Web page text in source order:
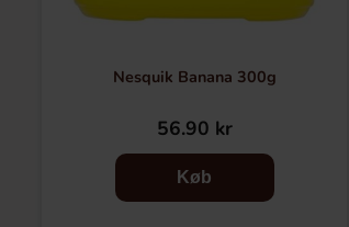
Nesquik Banana 300g
56.90 kr
Køb